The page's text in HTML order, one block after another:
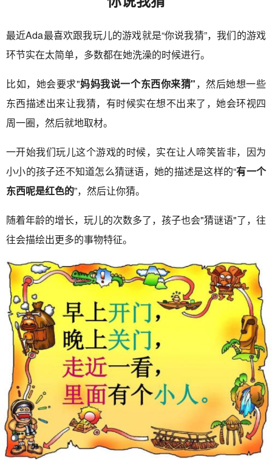
最近Ada最喜欢跟我玩儿的游戏就是“你说我猜”，我们的游戏
环节实在太简单，多数都在她洗澡的时候进行。
比如，她会要求"妈妈我说一个东西你来猜"，然后她想一些
东西描述出来让我猜，有时候实在想不出来了，她会环视四
周一圈，然后就地取材。
一开始我们玩儿这个游戏的时候，实在让人啼笑皆非，因为
小小的孩子还不知道怎么猜谜语，她的描述是这样的“有一个
东西呢是红色的”，然后让你猜。
随着年龄的增长，玩儿的次数多了，孩子也会"猜谜语"了，往
往会描绘出更多的事物特征。